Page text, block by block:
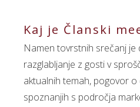
Kaj je Članski
Namen tovrstnih srečanj je
razglabljanje z gosti v
aktualnih temah, pogovor o
spoznanjih s področja